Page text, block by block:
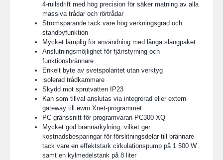
4-rullsdrift med hög precision för säker matning av alla
massiva trådar och rörtrådar
Strömsparande tack vare hög verkningsgrad och
standbyfunktion
Mycket lämplig för användning med långa slangpaket
Anslutningsmöjlighet för fjärrstyrning och
funktionsbrännare
Enkelt byte av svetspolaritet utan verktyg
isolerad trådkammare
Skydd mot sprutvatten IP23
Kan som tillval anslutas via integrerad eller extern
gateway till ewm Xnet-programmet
PC-gränssnitt för programvaran PC300 XQ
Mycket god brännarkylning, vilket ger
kostnadsbesparingar för förslitningsdelar till brännare
tack vare en effektstark cirkulationspump på 1 500 W
samt en kylmedelstank på 8 liter